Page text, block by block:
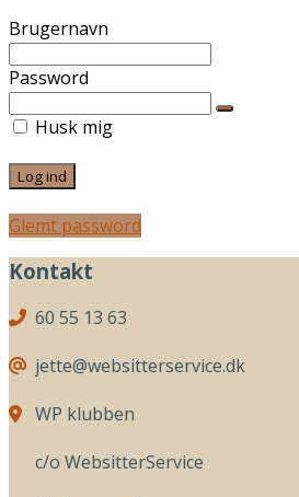
Brugernavn
Password
Husk mig
Glemt password
Kontakt
60 55 13 63
jette@websitterservice.dk
WP klubben
c/o WebsitterService